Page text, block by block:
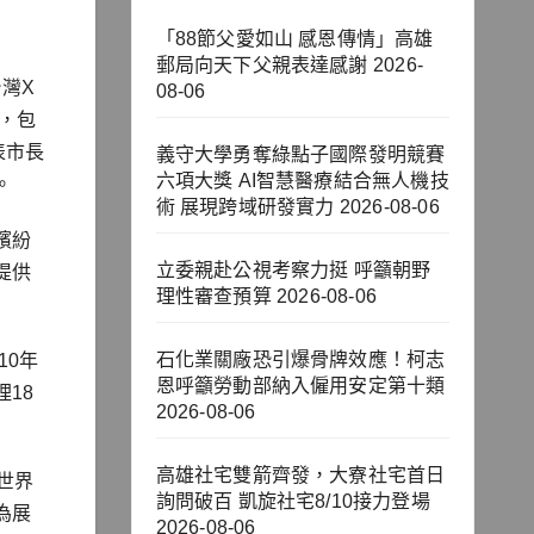
X
包
市長
紛
供
年
18
界
展
「88節父愛如山 感恩傳情」高雄
郵局向天下父親表達感謝 2026-
08-06
義守大學勇奪綠點子國際發明競賽
六項大獎 AI智慧醫療結合無人機技
術 展現跨域研發實力 2026-08-06
立委親赴公視考察力挺 呼籲朝野
理性審查預算 2026-08-06
石化業關廠恐引爆骨牌效應！柯志
恩呼籲勞動部納入僱用安定第十類
2026-08-06
高雄社宅雙箭齊發，大寮社宅首日
詢問破百 凱旋社宅8/10接力登場
2026-08-06